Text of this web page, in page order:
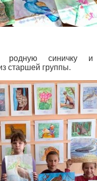
родную синичку и
старшей группы.